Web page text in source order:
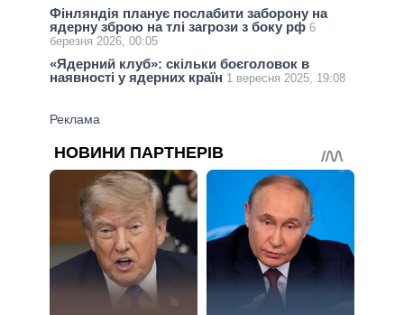
Фінляндія планує послабити заборону на
ядерну зброю на тлі загрози з боку рф 6
березня 2026, 00:05
«Ядерний клуб»: скільки боєголовок в
наявності у ядерних країн 1 вересня 2025, 19:08